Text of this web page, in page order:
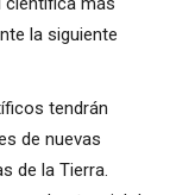
la siguiente
tendrán
de nuevas
de la Tierra.